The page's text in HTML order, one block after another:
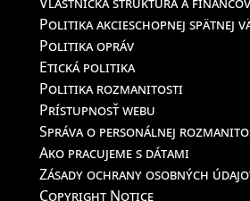
Politika akcieschopnej spätnej
Politika opráv
Etická politika
Politika rozmanitosti
Prístupnosť webu
Správa o personálnej
Ako pracujeme s dátami
Zásady ochrany osobných
Copyright Notice